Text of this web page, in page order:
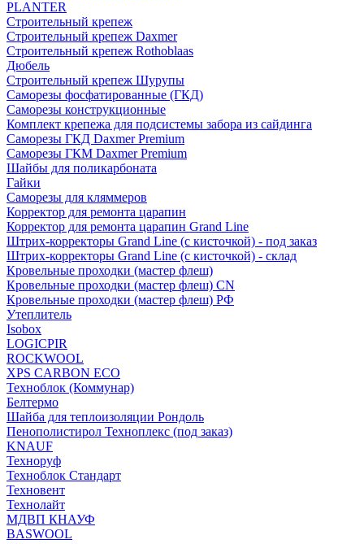
PLANTER
Строительный крепеж
Строительный крепеж Daxmer
Строительный крепеж Rothoblaas
Дюбель
Строительный крепеж Шурупы
Саморeзы фосфатированные (ГКД)
Саморезы конструкционные
Комплект крепежа для подсистемы забора из сайдинга
Саморезы ГКД Daxmer Premium
Саморезы ГКМ Daxmer Premium
Шайбы для поликарбоната
Гайки
Саморезы для кляммеров
Корректор для ремонта царапин
Корректор для ремонта царапин Grand Line
Штрих-корректоры Grand Line (с кисточкой) - под заказ
Штрих-корректоры Grand Line (с кисточкой) - склад
Кровельные проходки (мастер флеш)
Кровельные проходки (мастер флеш) CN
Кровельные проходки (мастер флеш) РФ
Утеплитель
Isobox
LOGICPIR
ROCKWOOL
XPS CARBON ECO
Техноблок (Коммунар)
Белтермо
Шайба для теплоизоляции Рондоль
Пенополистирол Техноплекс (под заказ)
KNАUF
Технoруф
Техноблок Стандарт
Техновент
Технолайт
МДВП КНАУФ
BASWOOL